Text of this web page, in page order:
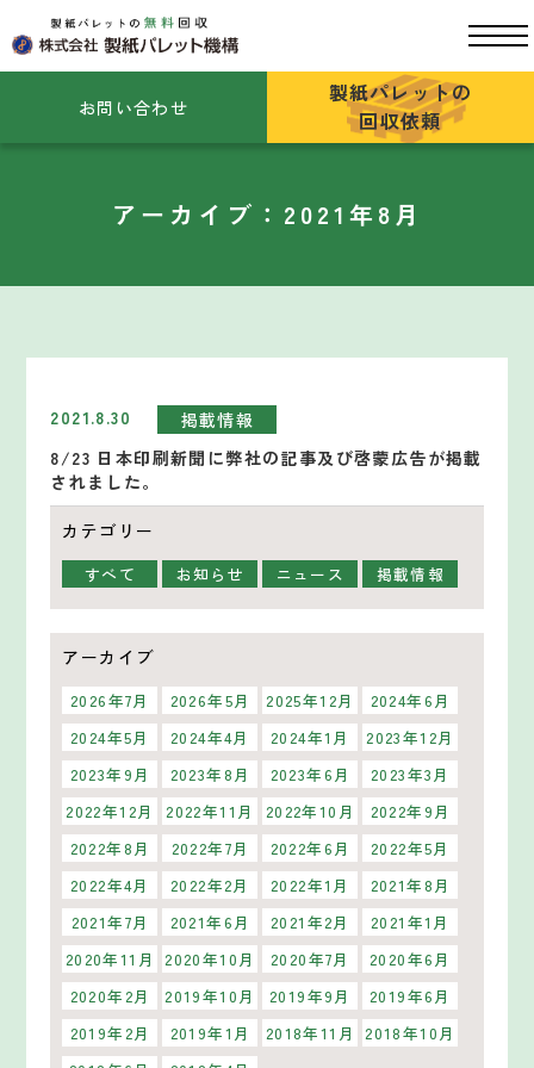
お問い合わせ
製紙パレットの
回収依頼
アーカイブ：2021年8月
2021.8.30
掲載情報
8/23 日本印刷新聞に弊社の記事及び啓蒙広告が掲載
されました。
カテゴリー
すべて お知らせ ニュース 掲載情報
アーカイブ
2026年7月 2026年5月 2025年12月
2024年6月
2024年5月
2024年4月 2024年1月
2023年12月
2023年9月
2023年8月 2023年6月
2023年3月
2022年12月
2022年11月 2022年10月
2022年9月
2022年8月
2022年7月 2022年6月
2022年5月
2022年4月
2022年2月 2022年1月
2021年8月
2021年7月
2021年6月 2021年2月
2021年1月
2020年11月
2020年10月 2020年7月
2020年6月
2020年2月
2019年10月 2019年9月
2019年6月
2019年2月
2019年1月 2018年11月
2018年10月